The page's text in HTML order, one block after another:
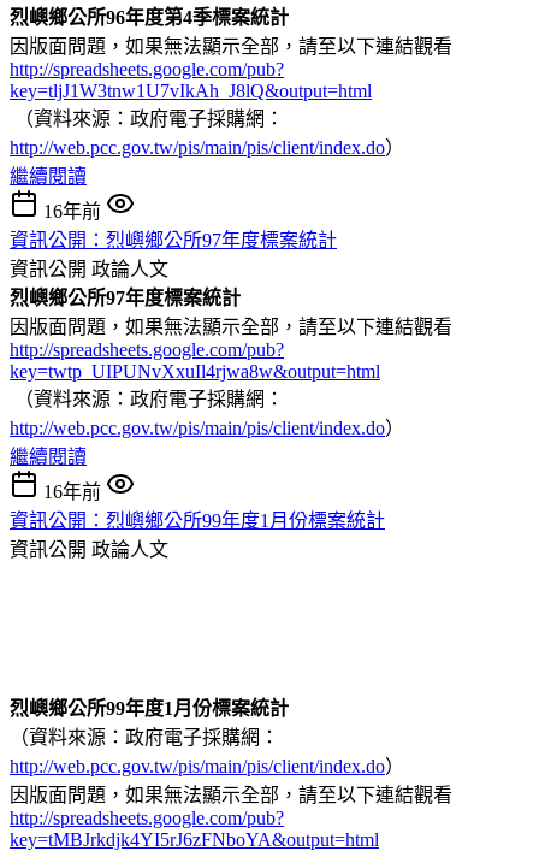
烈嶼鄉公所96年度第4季標案統計
因版面問題，如果無法顯示全部，請至以下連結觀看
http://spreadsheets.google.com/pub?
key=tljJ1W3tnw1U7vIkAh_J8lQ&output=html
（資料來源：政府電子採購網：
http://web.pcc.gov.tw/pis/main/pis/client/index.do）
繼續閱讀
16年前
資訊公開：烈嶼鄉公所97年度標案統計
資訊公開 政論人文
烈嶼鄉公所97年度標案統計
因版面問題，如果無法顯示全部，請至以下連結觀看
http://spreadsheets.google.com/pub?
key=twtp_UIPUNvXxuIl4rjwa8w&output=html
（資料來源：政府電子採購網：
http://web.pcc.gov.tw/pis/main/pis/client/index.do）
繼續閱讀
16年前
資訊公開：烈嶼鄉公所99年度1月份標案統計
資訊公開 政論人文
烈嶼鄉公所99年度1月份標案統計
（資料來源：政府電子採購網：
http://web.pcc.gov.tw/pis/main/pis/client/index.do）
因版面問題，如果無法顯示全部，請至以下連結觀看
http://spreadsheets.google.com/pub?
key=tMBJrkdjk4YI5rJ6zFNboYA&output=html